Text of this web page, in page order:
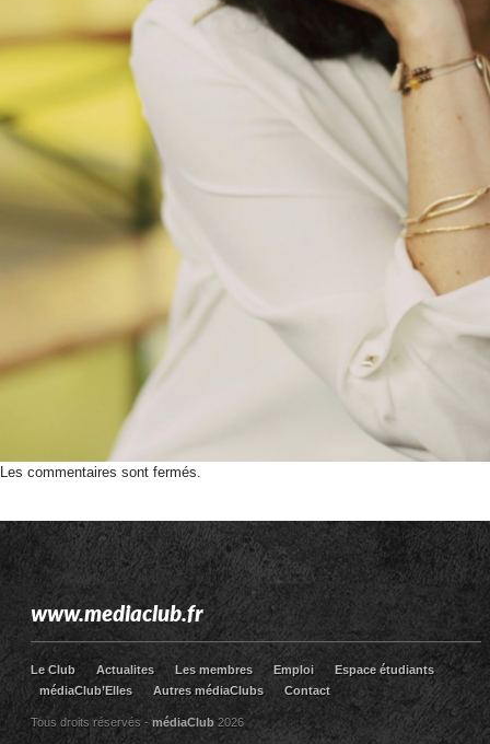
Les commentaires sont fermés.
www.mediaclub.fr
Le Club Actualites Les membres Emploi
Espace étudiants
médiaClub’Elles
Autres médiaClubs Contact
Tous droits réservés - médiaClub2026